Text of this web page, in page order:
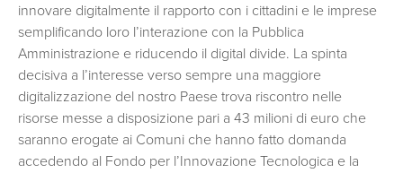
innovare digitalmente il rapporto con i cittadini e le imprese
semplificando loro l’interazione con la Pubblica
Amministrazione e riducendo il digital divide. La spinta
decisiva a l’interesse verso sempre una maggiore
digitalizzazione del nostro Paese trova riscontro nelle
risorse messe a disposizione pari a 43 milioni di euro che
saranno erogate ai Comuni che hanno fatto domanda
accedendo al Fondo per l’Innovazione Tecnologica e la